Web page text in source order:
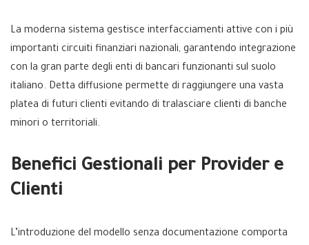
La moderna sistema gestisce interfacciamenti attive con i più
importanti circuiti finanziari nazionali, garantendo integrazione
con la gran parte degli enti di bancari funzionanti sul suolo
italiano. Detta diffusione permette di raggiungere una vasta
platea di futuri clienti evitando di tralasciare clienti di banche
minori o territoriali.
Benefici Gestionali per Provider e
Clienti
L’introduzione del modello senza documentazione comporta